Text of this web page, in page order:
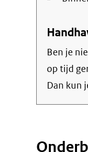
Ben je
op tijd
Dan kun